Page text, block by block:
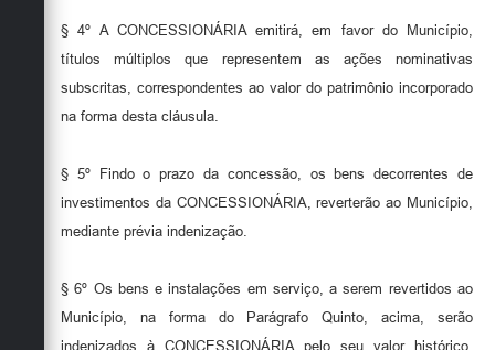
§ 4º A CONCESSIONÁRIA emitirá, em favor do Município,
títulos múltiplos que representem as ações nominativas
subscritas, correspondentes ao valor do patrimônio incorporado
na forma desta cláusula.
§ 5º Findo o prazo da concessão, os bens decorrentes de
investimentos da CONCESSIONÁRIA, reverterão ao Município,
mediante prévia indenização.
§ 6º Os bens e instalações em serviço, a serem revertidos ao
Município, na forma do Parágrafo Quinto, acima, serão
indenizados à CONCESSIONÁRIA pelo seu valor histórico,